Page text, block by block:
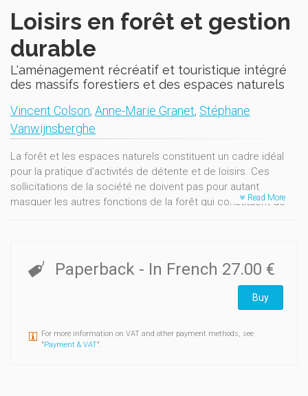
Loisirs en forêt et gestion
durable
L'aménagement récréatif et touristique intégré
des massifs forestiers et des espaces naturels
Vincent Colson, Anne-Marie Granet, Stéphane
Vanwijnsberghe
La forêt et les espaces naturels constituent un cadre idéal
pour la pratique d'activités de détente et de loisirs. Ces
sollicitations de la société ne doivent pas pour autant
masquer les autres fonctions de la forêt qui constituent de
que les propriétaires et gestionnaires doivent relever pour
inscrire leurs actions dans le cadre d'une gestion durable.
Analyser les attentes de la société, le contexte territorial et
local, les autres enjeux... constitue une première étape.
temps en est une seconde. Elle constitue la phase-clé d'un
Read More
Paperback - In French 27.00 €
Buy
For more information on VAT and other payment methods, see
"Payment & VAT".